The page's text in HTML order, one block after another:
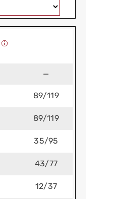
—
89/119
89/119
35/95
43/77
12/37